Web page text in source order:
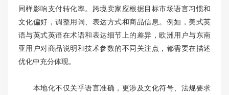
同样影响支付转化率。跨境卖家应根据目标市场语言习惯和
文化偏好，调整用词、表达方式和商品信息。例如，美式英
语与英式英语在术语和表达细节上的差异，欧洲用户与东南
亚用户对商品说明和技术参数的不同关注点，都需要在描述
优化中充分体现。
本地化不仅关乎语言准确，更涉及文化符号、法规要求